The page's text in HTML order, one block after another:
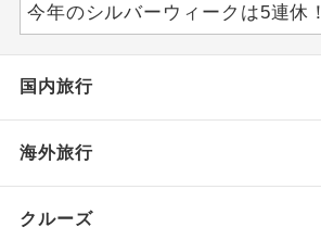
今年のシルバーウィークは5連休！
国内旅行
海外旅行
クルーズ